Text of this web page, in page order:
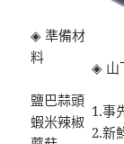
◈ 準備材
料
鹽巴蒜頭
蝦米辣椒
◈ 山
1.事
2.新